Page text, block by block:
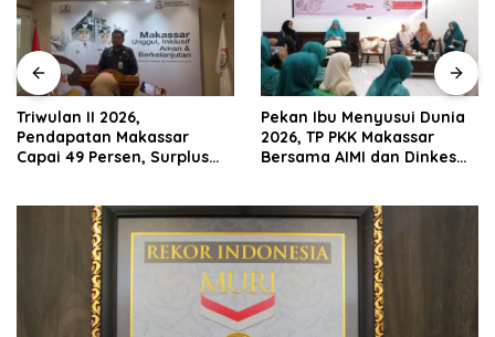
Pekan Ibu Menyusui Dunia
2026, TP PKK Makassar
Bersama AIMI dan Dinkes
Pemkot Makassar Pastikan
PSEL Tetap Berjalan,
Penetapan Lokasi Masih